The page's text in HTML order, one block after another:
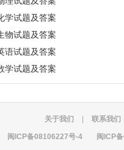
学试题及答案
物试题及答案
语试题及答案
学试题及答案
关于我们 联系我们
闽ICP备08106227号-4 闽ICP